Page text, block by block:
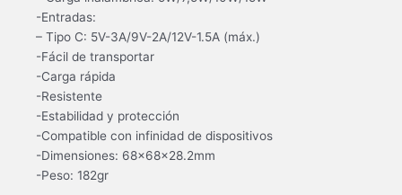
-Entradas:
– Tipo C: 5V-3A/9V-2A/12V-1.5A (máx.)
-Fácil de transportar
-Carga rápida
-Resistente
-Estabilidad y protección
-Compatible con infinidad de dispositivos
-Dimensiones: 68x68x28.2mm
-Peso: 182gr